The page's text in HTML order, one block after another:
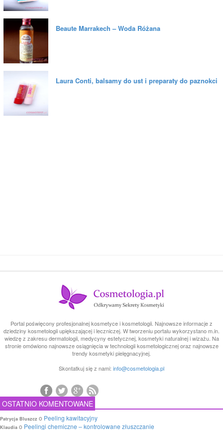
Beaute Marrakech – Woda Różana
Laura Conti, balsamy do ust i preparaty do paznokci
Portal poświęcony profesjonalnej kosmetyce i kosmetologii. Najnowsze informacje z
dziedziny kosmetologii upiększającej i leczniczej. W tworzeniu portalu wykorzystano m.in.
wiedzę z zakresu dermatologii, medycyny estetycznej, kosmetyki naturalnej i wizażu. Na
stronie omówiono najnowsze osiągnięcia w technologii kosmetologicznej oraz najnowsze
trendy kosmetyki pielęgnacyjnej.
Skontatkuj się z nami: info@cosmetologia.pl
OSTATNIO KOMENTOWANE
Patrycja Bluszcz o Peeling kawitacyjny
Klaudia o Peelingi chemiczne – kontrolowane złuszczanie